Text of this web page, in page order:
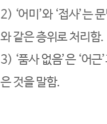
2) ‘어미’와 ‘접사’는
와 같은 층위로 처리함.
3) ‘품사 없음’은 ‘어
은 것을 말함.